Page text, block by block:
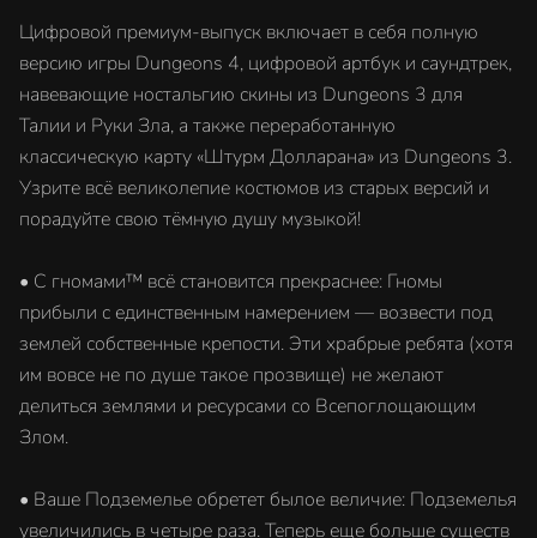
Цифровой премиум-выпуск включает в себя полную
версию игры Dungeons 4, цифровой артбук и саундтрек,
навевающие ностальгию скины из Dungeons 3 для
Талии и Руки Зла, а также переработанную
классическую карту «Штурм Долларана» из Dungeons 3.
Узрите всё великолепие костюмов из старых версий и
порадуйте свою тёмную душу музыкой!
• С гномами™ всё становится прекраснее: Гномы
прибыли с единственным намерением — возвести под
землей собственные крепости. Эти храбрые ребята (хотя
им вовсе не по душе такое прозвище) не желают
делиться землями и ресурсами со Всепоглощающим
Злом.
• Ваше Подземелье обретет былое величие: Подземелья
увеличились в четыре раза. Теперь еще больше существ